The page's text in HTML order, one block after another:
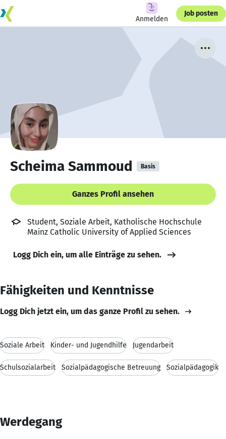
Anmelden
Job posten
Scheima Sammoud Basis
Ganzes Profil ansehen
Student, Soziale Arbeit, Katholische Hochschule
Mainz Catholic University of Applied Sciences
Logg Dich ein, um alle Einträge zu sehen.
Fähigkeiten und Kenntnisse
Logg Dich jetzt ein, um das ganze Profil zu sehen.
Soziale Arbeit Kinder- und Jugendhilfe Jugendarbeit
Schulsozialarbeit Sozialpädagogische Betreuung Sozialpädagogik
Werdegang